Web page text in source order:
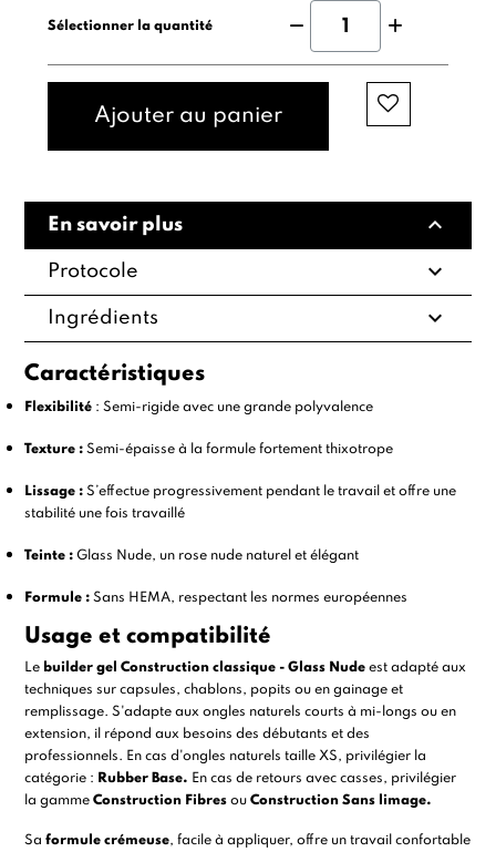
Sélectionner la quantité
Ajouter au panier
En savoir plus expand_less
Protocole expand_more
Ingrédients expand_more
Caractéristiques
Flexibilité : Semi-rigide avec une grande polyvalence
Texture : Semi-épaisse à la formule fortement thixotrope
Lissage : S’effectue progressivement pendant le travail et offre une
stabilité une fois travaillé
Teinte : Glass Nude, un rose nude naturel et élégant
Formule : Sans HEMA, respectant les normes européennes
Usage et compatibilité
Le builder gel Construction classique - Glass Nude est adapté aux
techniques sur capsules, chablons, popits ou en gainage et
remplissage. S'adapte aux ongles naturels courts à mi-longs ou en
extension, il répond aux besoins des débutants et des
professionnels. En cas d'ongles naturels taille XS, privilégier la
catégorie : Rubber Base. En cas de retours avec casses, privilégier
la gammeConstruction Fibres ouConstruction Sans limage.
Saformule crémeuse, facile à appliquer, offre un travail confortable